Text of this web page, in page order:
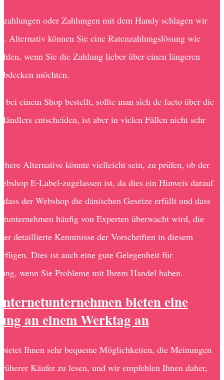
oder Zahlungen mit dem Handy schlagen wir
Alternativ können Sie eine Ratenzahlungslösung wie
wenn Sie die Zahlung lieber über einen längeren
möchten.
bei einem Shop bestellt, sollte man sich de facto über die
entscheiden, ist aber in vielen Fällen nicht sehr
Alternative könnte vielleicht sein, zu prüfen, ob der
E-Label-zugelassen ist, da dies ein Hinweis darauf
der Webshop die dänischen Gesetze erfüllt und dass
häufig von Experten überwacht wird, die
detaillierte Kenntnisse der Vorschriften in diesem
Dies ist auch eine gute Gelegenheit für
wenn Sie Probleme mit Ihrem Handel haben.
bieten eine
an einem Werktag an
Ihnen sehr bequeme Möglichkeiten, die Meinungen
Käufer zu lesen, und wir empfehlen Ihnen daher,